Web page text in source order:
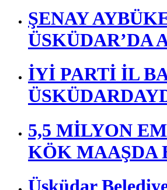
ŞENAY
ÜSKÜDAR’DA
İYİ PARTİ İL
5,5 MİLYON
KÖK MAAŞDA